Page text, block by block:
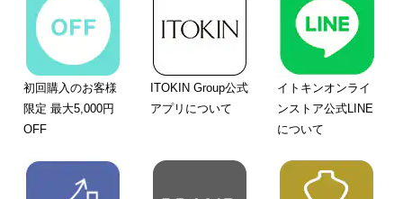
初回購入のお客様
限定 最大5,000円
OFF
ITOKIN Group公式
アプリについて
イトキンオンライ
ンストア公式LINE
について